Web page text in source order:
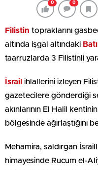
0 0
Filistin topraklarını
altında işgal altındaki
taarruzlarda 3 Filistinli
İsrail ihlallerini izleyen
gazetecilere gönderdiği
akınlarının El Halil
bölgesinde ağırlaştığını
Mehamira, saldırgan
himayesinde Rucum el-